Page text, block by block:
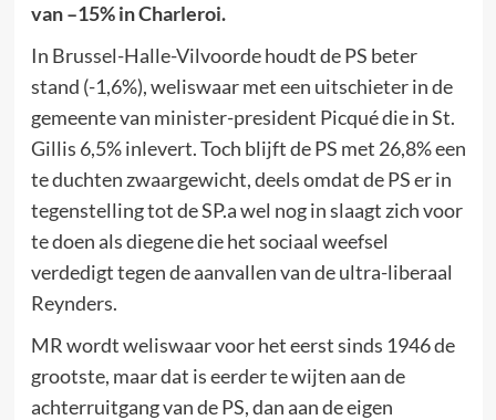
van –15% in Charleroi.
In Brussel-Halle-Vilvoorde houdt de PS beter
stand (-1,6%), weliswaar met een uitschieter in de
gemeente van minister-president Picqué die in St.
Gillis 6,5% inlevert. Toch blijft de PS met 26,8% een
te duchten zwaargewicht, deels omdat de PS er in
tegenstelling tot de SP.a wel nog in slaagt zich voor
te doen als diegene die het sociaal weefsel
verdedigt tegen de aanvallen van de ultra-liberaal
Reynders.
MR wordt weliswaar voor het eerst sinds 1946 de
grootste, maar dat is eerder te wijten aan de
achterruitgang van de PS, dan aan de eigen